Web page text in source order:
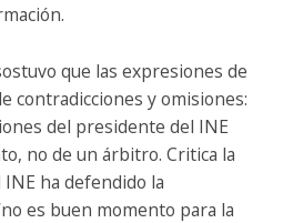
que las expresiones de
contradicciones y omisiones:
del presidente del INE
no de un árbitro. Critica la
ha defendido la
es buen momento para la